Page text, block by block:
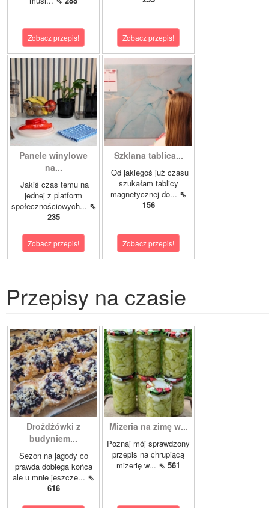
Zobacz przepis! Zobacz przepis!
Panele winylowe
na...
Jakiś czas temu na
jednej z platform
społecznościowych... ⇖
235
Zobacz przepis!
Szklana tablica...
Od jakiegoś już czasu
szukałam tablicy
magnetycznej do... ⇖
156
Zobacz przepis!
Przepisy na czasie
Drożdżówki z
budyniem...
Sezon na jagody co
prawda dobiega końca
ale u mnie jeszcze... ⇖
616
Mizeria na zimę w...
Poznaj mój sprawdzony
przepis na chrupiącą
mizerię w... ⇖ 561